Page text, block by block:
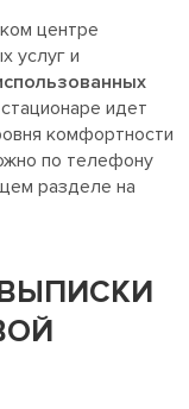
центре
услуг и
идет
комфортности
по телефону
разделе на